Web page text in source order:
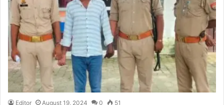
Editor August 19, 2024 0 51